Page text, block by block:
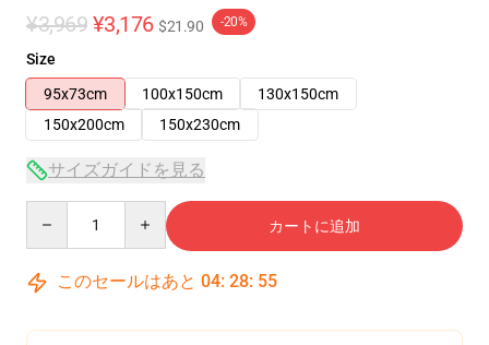
¥3,969 ¥3,176 $21.90 -20%
Size
95x73cm
100x150cm
130x150cm
150x200cm
150x230cm
サイズガイドを見る
カートに追加
このセールはあと 04: 28: 54